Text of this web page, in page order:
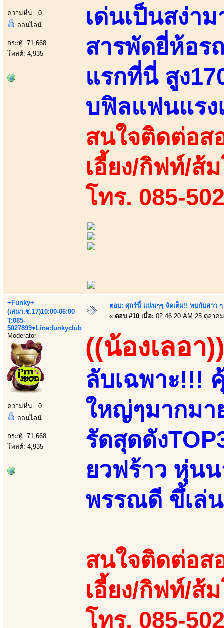
ความหื่น : 0
ออนไลน์
กระทู้: 71,668
โพสต์: 4,935
เด่นเป็นสง่า
สารพัดยี่ห้อร
แรกที่นี่ สูง
บฟิลแฟนแรง
สนใจติดต่อส
เอี้ยง/กิฟท์/ส้
โทร. 085-
+Funky+
(เสนา.ซ.17)10:00-06:00
T:085-
5027899♥Line:funkyclub
Moderator
ความหื่น : 0
ออนไลน์
กระทู้: 71,668
โพสต์: 4,935
ตอบ: ศุกร์นี้ แน่นๆๆ จัดเต็ม!! พบกับสาว
« ตอบ #10 เมื่อ: 02:46:20 AM 25 ตุลาค
((น้องเลอา
ลับเฉพาะ!!!
ใหญ่ๆมากมา
รัดสุดดัง
ยวฟร้าว หุ่น
พรรณดี ขึ้เล่น
สนใจติดต่อส
เอี้ยง/กิฟท์/ส้
โทร. 085-